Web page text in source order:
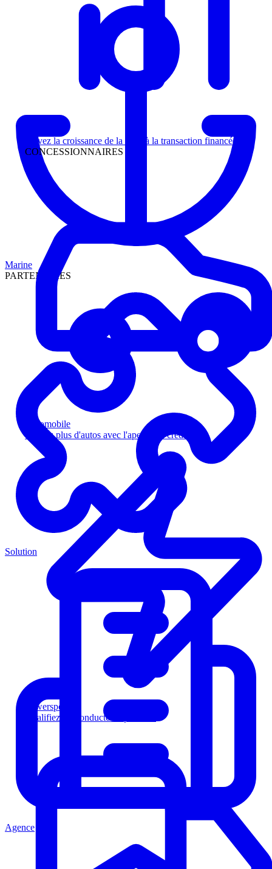
Suivez la croissance de la piste à la transaction financée
CONCESSIONNAIRES
Automobile
Vendez plus d'autos avec l'aperçu de crédit
Powersports
Qualifiez les conducteurs plus vite
Marine
PARTENAIRES
Solution
Agence